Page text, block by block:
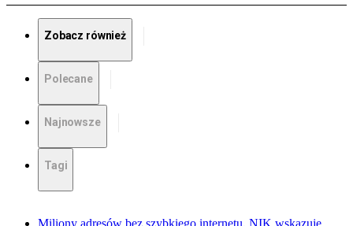
Zobacz również
Polecane
Najnowsze
Tagi
Miliony adresów bez szybkiego internetu. NIK wskazuje